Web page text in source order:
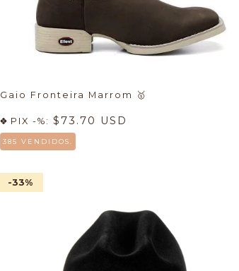
Gaio Fronteira Marrom 🥇
PIX -%: $73.70 USD
385 VENDIDOS.
-33%